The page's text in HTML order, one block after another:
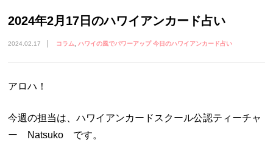
2024年2月17日のハワイアンカード占い
2024.02.17 コラム ハワイの風でパワーアップ 今日のハワイアンカード占い
アロハ！
今週の担当は、ハワイアンカードスクール公認ティーチャ
ー Natsuko です。